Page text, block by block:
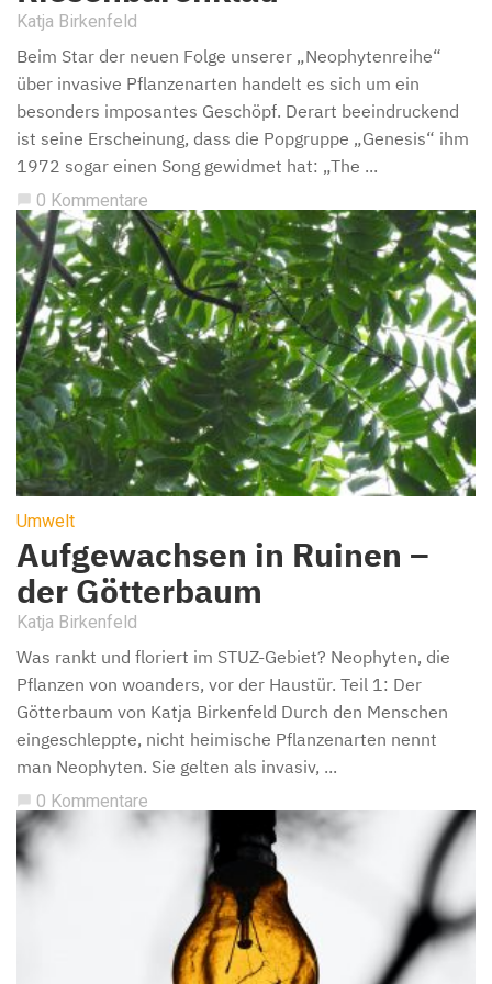
Katja Birkenfeld
Beim Star der neuen Folge unserer „Neophytenreihe“
über invasive Pflanzenarten handelt es sich um ein
besonders imposantes Geschöpf. Derart beeindruckend
ist seine Erscheinung, dass die Popgruppe „Genesis“ ihm
1972 sogar einen Song gewidmet hat: „The ...
0 Kommentare
Umwelt
Aufgewachsen in Ruinen –
der Götterbaum
Katja Birkenfeld
Was rankt und floriert im STUZ-Gebiet? Neophyten, die
Pflanzen von woanders, vor der Haustür. Teil 1: Der
Götterbaum von Katja Birkenfeld Durch den Menschen
eingeschleppte, nicht heimische Pflanzenarten nennt
man Neophyten. Sie gelten als invasiv, ...
0 Kommentare